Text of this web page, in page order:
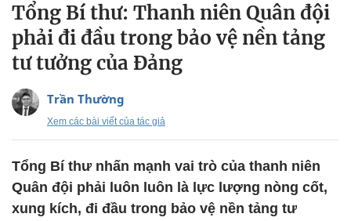
Tổng Bí thư: Thanh niên Quân đội
phải đi đầu trong bảo vệ nền tảng
tư tưởng của Đảng
Trần Thường
Xem các bài viết của tác giả
Tổng Bí thư nhấn mạnh vai trò của thanh niên
Quân đội phải luôn luôn là lực lượng nòng cốt,
xung kích, đi đầu trong bảo vệ nền tảng tư